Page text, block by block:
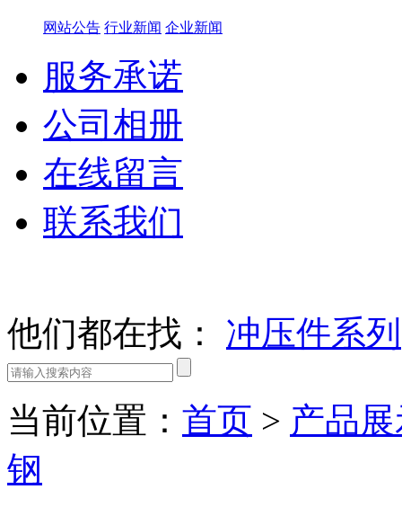
网站公告 行业新闻 企业新闻
服务承诺
公司相册
在线留言
联系我们
他们都在找： 冲压件系列
当前位置： 首页 > 产品
钢